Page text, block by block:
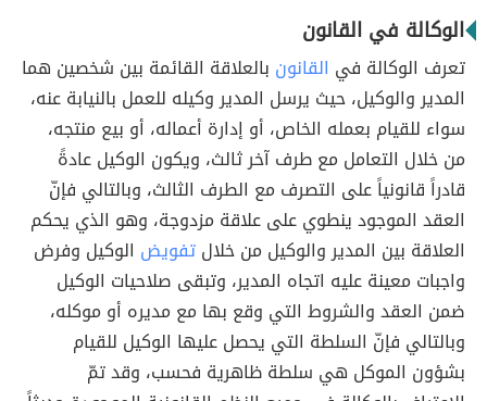
الوكالة في القانون
تعرف الوكالة في القانون بالعلاقة القائمة بين شخصين هما
المدير والوكيل، حيث يرسل المدير وكيله للعمل بالنيابة عنه،
سواء للقيام بعمله الخاص، أو إدارة أعماله، أو بيع منتجه،
من خلال التعامل مع طرف آخر ثالث، ويكون الوكيل عادةً
قادراً قانونياً على التصرف مع الطرف الثالث، وبالتالي فإنّ
العقد الموجود ينطوي على علاقة مزدوجة، وهو الذي يحكم
العلاقة بين المدير والوكيل من خلالتفويض الوكيل وفرض
واجبات معينة عليه اتجاه المدير، وتبقى صلاحيات الوكيل
ضمن العقد والشروط التي وقع بها مع مديره أو موكله،
وبالتالي فإنّ السلطة التي يحصل عليها الوكيل للقيام
بشؤون الموكل هي سلطة ظاهرية فحسب، وقد تمّ